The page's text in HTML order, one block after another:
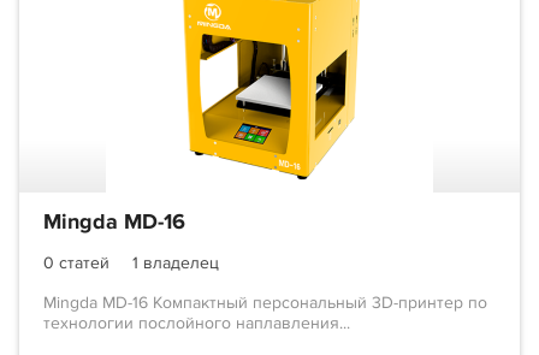
Mingda MD-16
0 статей
1 владелец
Mingda MD-16 Компактный персональный 3D-принтер по
технологии послойного наплавления...